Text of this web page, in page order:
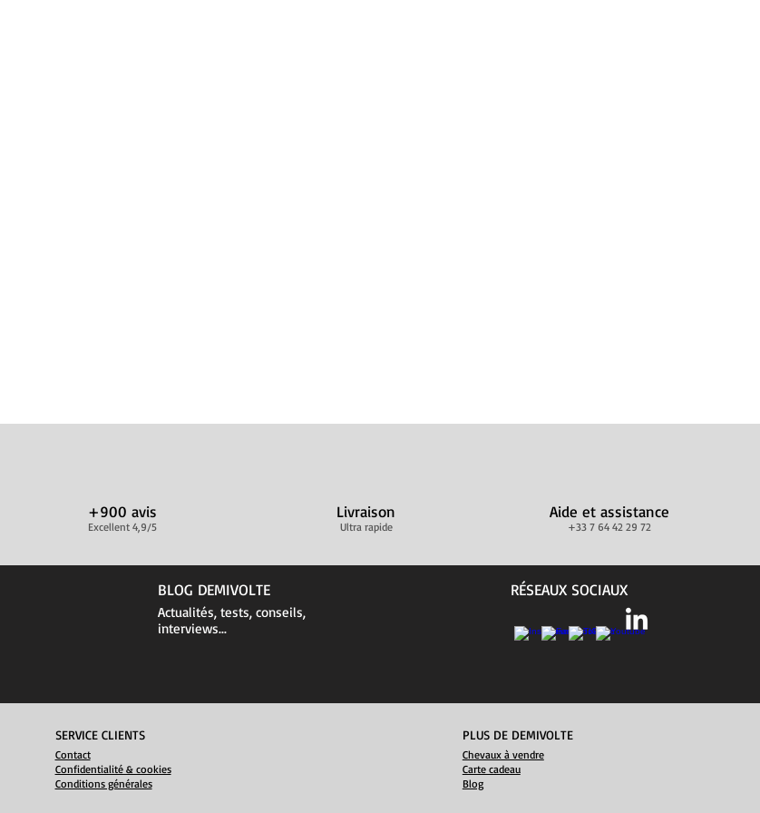
+900 avis
Excellent 4,9/5
Livraison
Ultra rapide
Aide et assistance
+33 7 64 42 29 72
BLOG DEMIVOLTE
Actualités, tests, conseils,
interviews...
RÉSEAUX SOCIAUX
SERVICE CLIENTS
Contact
Confidentialité & cookies
Conditions générales
PLUS DE DEMIVOLTE
Chevaux à vendre
Carte cadeau
Blog